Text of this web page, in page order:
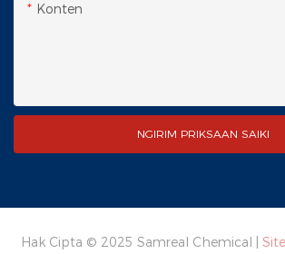
Konten
NGIRIM PRIKSAAN SAIKI
Hak Cipta © 2025 Samreal Chemical |